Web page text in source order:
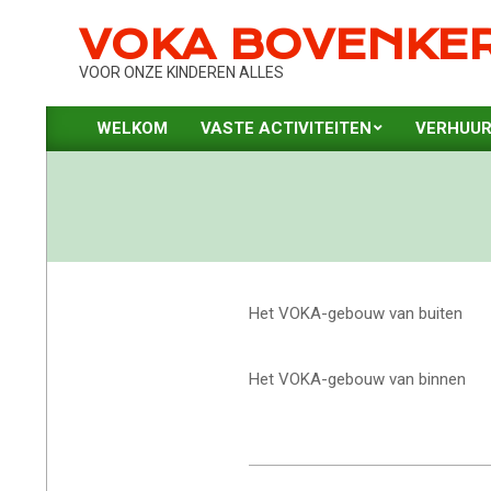
VOKA
VOOR ONZE KINDEREN ALLES
Primary
WELKOM VASTE ACTIVITEITEN
Het VOKA-gebouw van buiten
Het VOKA-gebouw van binnen